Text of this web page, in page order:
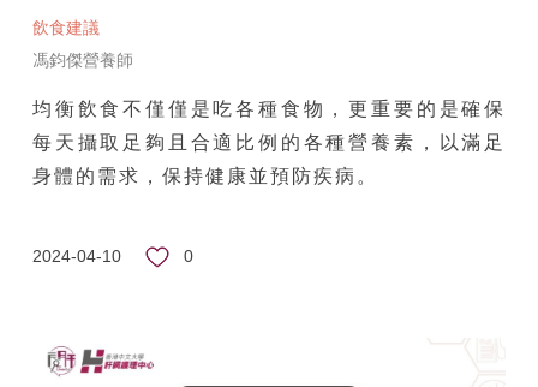
飲食建議
馮鈞傑營養師
均衡飲食不僅僅是吃各種食物，更重要的是確保
每天攝取足夠且合適比例的各種營養素，以滿足
身體的需求，保持健康並預防疾病。
2024-04-10 0